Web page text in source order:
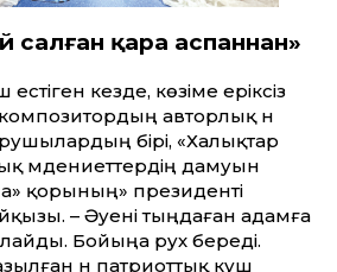
салған қара аспаннан»
естіген кез­де, көзіме еріксіз
авторлық ән
бірі, «Халықтар
мәдениет­тердің дамуын
қорының» президенті
– Әуені тыңдаған адамға
Бойыңа рух береді.
ән патриот­тық күш